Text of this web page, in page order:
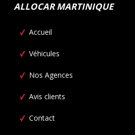
ALLOCAR MARTINIQUE
Accueil
Véhicules
Nos Agences
Avis clients
Contact